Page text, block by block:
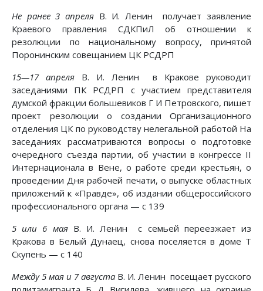
Не ранее 3 апреля В. И. Ленин получает заявление
Краевого правления СДКПиЛ об отношении к
резолюции по национальному вопросу, принятой
Поронинским совещанием ЦК РСДРП
15—17 апреля В. И. Ленин в Кракове руководит
заседаниями ПК РСДРП с участием представителя
думской фракции большевиков Г И Петровского, пишет
проект резолюции о создании Организационного
отделения ЦК по руководству нелегальной работой На
заседаниях рассматриваются вопросы о подготовке
очередного съезда партии, об участии в конгрессе II
Интернационала в Вене, о работе среди крестьян, о
проведении Дня рабочей печати, о выпуске областных
приложений к «Правде», об издании общероссийского
профессионального органа — с 139
5 или 6 мая В. И. Ленин с семьей переезжает из
Кракова в Белый Дунаец, снова поселяется в доме Т
Скупень — с 140
Между 5 мая и 7 августа В. И. Ленин посещает русского